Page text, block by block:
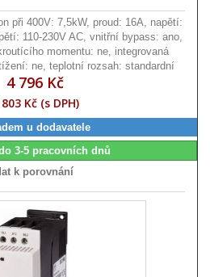
při 400V: 7,5kW, proud: 16A, napětí:
110-230V AC, vnitřní bypass: ano,
momentu: ne, integrovaná
ne, teplotní rozsah: standardní
4 796 Kč
Kč (s DPH)
u dodavatele
3-5 pracovních dnů
k porovnání